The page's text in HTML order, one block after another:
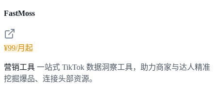
FastMoss
¥99/月起
营销工具 一站式 TikTok 数据洞察工具，助力商家与达人精准
挖掘爆品、连接头部资源。